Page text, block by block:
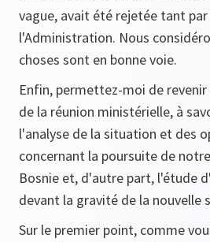
vague, avait été rejetée tant par
l'Administration. Nous
choses sont en bonne voie.
Enfin, permettez-moi de
de la réunion ministérielle, à
l'analyse de la situation et des
concernant la poursuite de
Bosnie et, d'autre part, l'étude
devant la gravité de la nouvelle
Sur le premier point, comme